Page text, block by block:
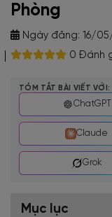
Phòng
Ngày đăng: 16/
0 Đánh
TÓM TẮT BÀI VIẾT VỚI:
ChatGPT
Claude
Grok
Mục lục